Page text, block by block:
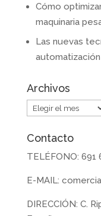
Cómo
maquinaria
Las nuevas
automatización
Archivos
Archivos
Contacto
TELÉFONO: 691
E-MAIL:
DIRECCIÓN: C.